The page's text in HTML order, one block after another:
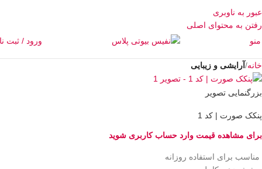
عبور به ناوبری
رفتن به محتوای اصلی
منو
ورود / ثبت
خانه آرایشی و زیبایی
بزرگنمایی تصویر
پنکک صورت | کد 1
برای مشاهده قیمت وارد حساب کاربری شوید
مناسب برای استفاده روزانه